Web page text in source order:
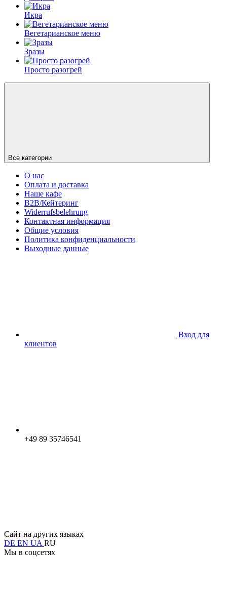
Икра
Вегетарианское меню
Зразы
Просто разогрей
Все категории
О нас
Оплата и доставка
Наше кафе
B2B/Кейтеринг
Widerrufsbelehrung
Контактная информация
Общие условия
Политика конфиденциальности
Выходные данные
Вход для
клиентов
+49 89 35746541
Сайт на других языках
DE EN UA RU
Мы в соцсетях